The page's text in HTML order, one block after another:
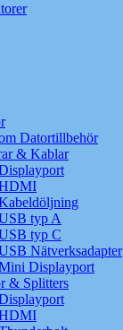
Datortillbehör
& Kablar
typ A
typ C
Nätverksadapter
Displayport
& Splitters